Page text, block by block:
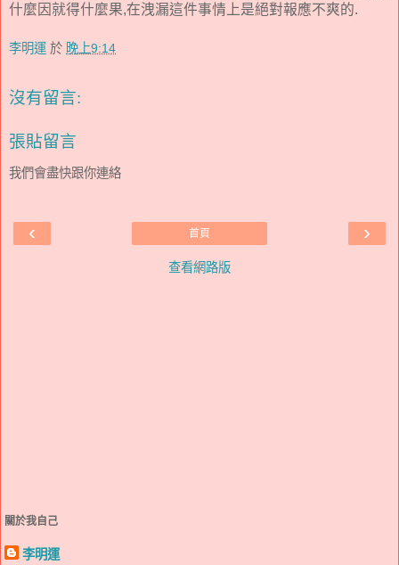
什麼因就得什麼果,在洩漏這件事情上是絕對報應不爽的.
李明運 於 晚上9:14
沒有留言:
張貼留言
我們會盡快跟你連絡
‹ ›
首頁
查看網路版
關於我自己
李明運